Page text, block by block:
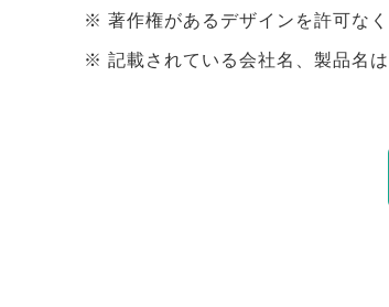
著作権があるデザインを許可な
記載されている会社名、製品名